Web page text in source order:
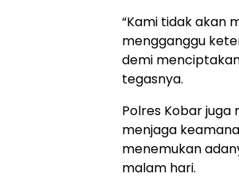
“Kami tidak akan
mengganggu
demi
tegasnya.
Polres Kobar
menjaga
menemukan
malam hari.